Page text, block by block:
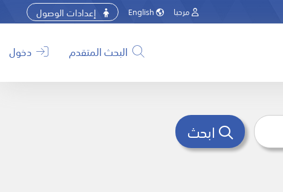
إعدادات الوصول مرحبا
البحث المتقدم دخول